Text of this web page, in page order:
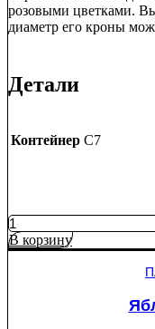
розовыми цветками.
диаметр его кроны
Детали
Контейнер C7
Количество
товара
Яблоня
В корзину